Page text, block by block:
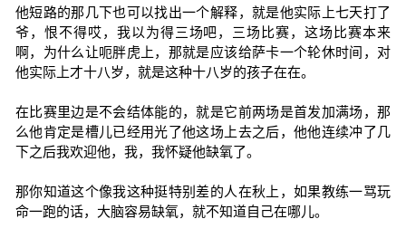
他短路的那几下也可以找出一个解释，就是他实际上七天打了
爷，恨不得哎，我以为得三场吧，三场比赛，这场比赛本来
啊，为什么让呃胖虎上，那就是应该给萨卡一个轮休时间，对
他实际上才十八岁，就是这种十八岁的孩子在在。
在比赛里边是不会结体能的，就是它前两场是首发加满场，那
么他肯定是槽儿已经用光了他这场上去之后，他他连续冲了几
下之后我欢迎他，我，我怀疑他缺氧了。
那你知道这个像我这种挺特别差的人在秋上，如果教练一骂玩
命一跑的话，大脑容易缺氧，就不知道自己在哪儿。